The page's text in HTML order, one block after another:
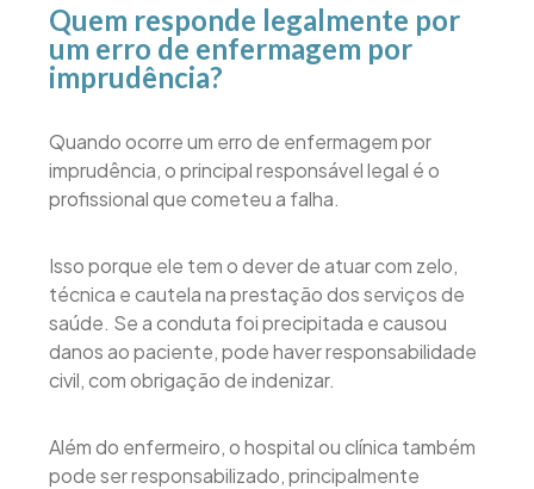
Quem responde legalmente por
um erro de enfermagem por
imprudência?
Quando ocorre um erro de enfermagem por
imprudência, o principal responsável legal é o
profissional que cometeu a falha.
Isso porque ele tem o dever de atuar com zelo,
técnica e cautela na prestação dos serviços de
saúde. Se a conduta foi precipitada e causou
danos ao paciente, pode haver responsabilidade
civil, com obrigação de indenizar.
Além do enfermeiro, o hospital ou clínica também
pode ser responsabilizado, principalmente